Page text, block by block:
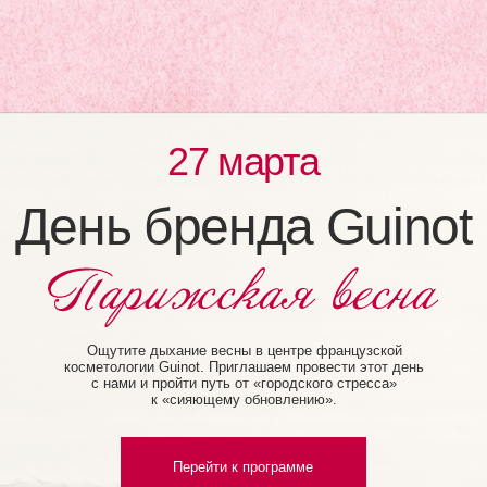
бренда Guinot
Ощутите дыхание весны в центре французской
косметологии Guinot. Приглашаем провести этот день
с нами и пройти путь от «городского стресса»
к «сияющему обновлению».
27 марта